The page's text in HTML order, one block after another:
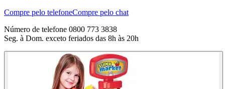
Compre pelo telefoneCompre pelo chat
Número de telefone 0800 773 3838
Seg. à Dom. exceto feriados das 8h às 20h